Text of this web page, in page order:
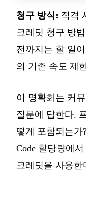
청구 방식: 적격
크레딧 청구 방
전까지는 할 일
의 기존 속도 제
이 명확화는 커
질문에 답한다.
떻게 포함되는가
Code 할당량에
크레딧을 사용한